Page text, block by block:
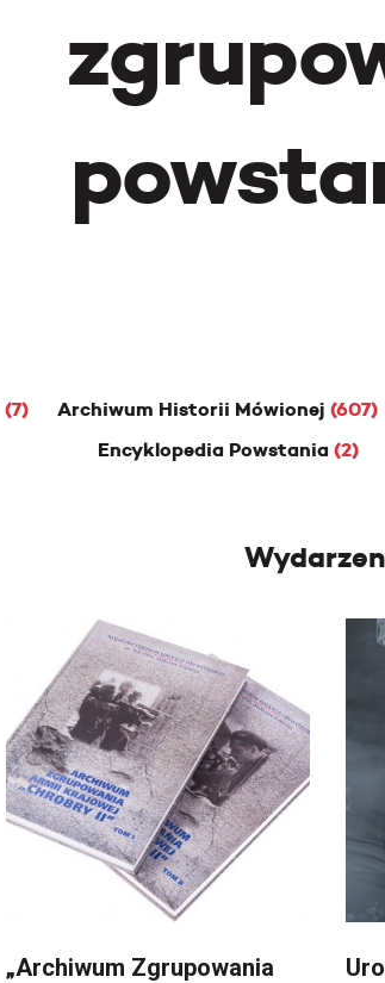
(7) Archiwum Historii Mówionej (607)
Encyklopedia Powstania(2)
„Archiwum Zgrupowania